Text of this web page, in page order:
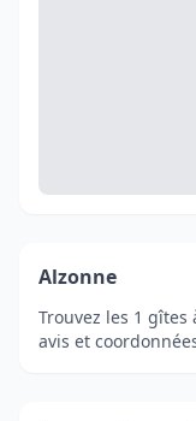
Alzonne
Trouvez les 1 gîtes
avis et